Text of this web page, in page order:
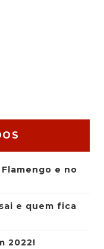
e no
e quem fica
2022!